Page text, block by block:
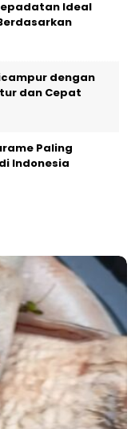
Ideal
dengan
dan Cepat
Paling
Indonesia